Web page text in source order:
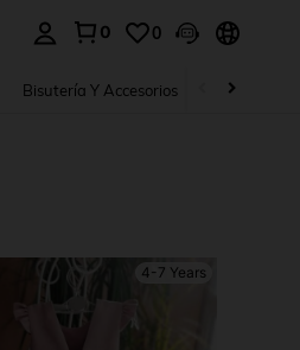
0 0
Bisutería Y Accesorios Zapatos
4-7 Years